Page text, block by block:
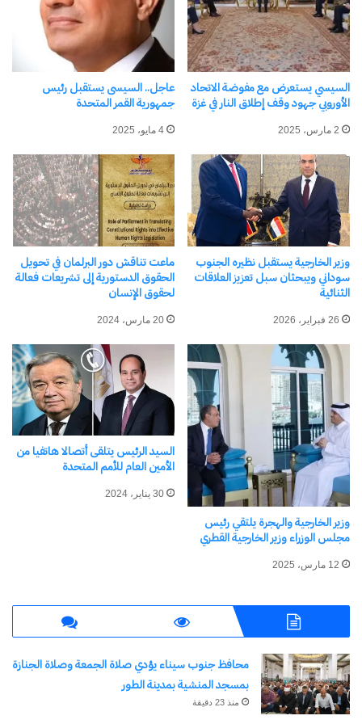
الإلكتروني.
كتابة بريدك الإلكتروني...
اشتراك
نسخ الرابط
السيسي يستعرض مع مفوضة الاتحاد
الأوروبي جهود وقف إطلاق النار في غزة
2 مارس، 2025
عاجل.. السيسى يستقبل رئيس
جمهورية القمر المتحدة
4 مايو، 2025
وزير الخارجية يستقبل نظيره الجنوب
سوداني ويبحثان سبل تعزيز العلاقات
الثنائية
26 فبراير، 2026
ماعت تناقش دور البرلمان في تحويل
الحقوق الدستورية إلى تشريعات فعالة
لحقوق الإنسان
20 مارس، 2024
وزير الخارجية والهجرة يلتقي رئيس
مجلس الوزراء وزير الخارجية القطري
12 مارس، 2025
السيد الرئيس يتلقى أتصالا هاتفيا من
الأمين العام للأمم المتحدة
30 يناير، 2024
محافظ جنوب سيناء يؤدي صلاة الجمعة وصلاة الجنازة
بمسجد المنشية بمدينة الطور
منذ 23 دقيقة